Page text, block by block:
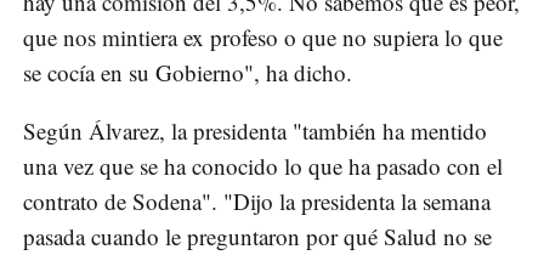
que nos mintiera ex profeso o que no supiera lo que
se cocía en su Gobierno", ha dicho.
Según Álvarez, la presidenta "también ha mentido
una vez que se ha conocido lo que ha pasado con el
contrato de Sodena". "Dijo la presidenta la semana
pasada cuando le preguntaron por qué Salud no se